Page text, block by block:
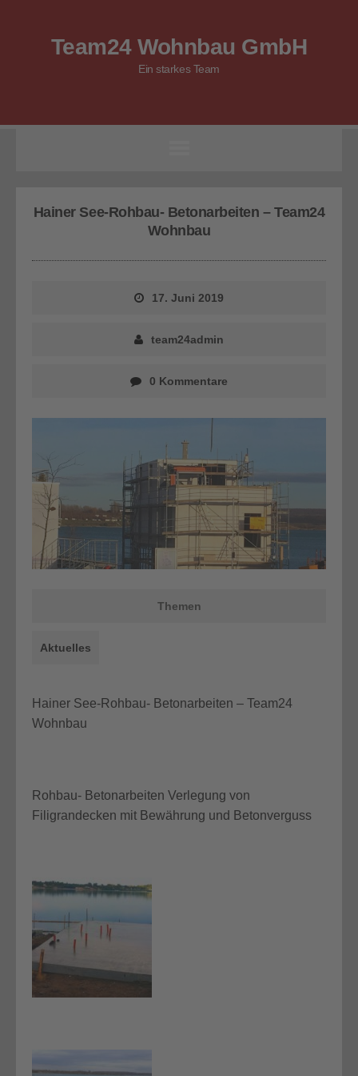
Team24 Wohnbau GmbH
Ein starkes Team
Hainer See-Rohbau- Betonarbeiten – Team24
Wohnbau
17. Juni 2019
team24admin
0 Kommentare
Themen
Aktuelles
Hainer See-Rohbau- Betonarbeiten – Team24
Wohnbau
Rohbau- Betonarbeiten Verlegung von
Filigrandecken mit Bewährung und Betonverguss